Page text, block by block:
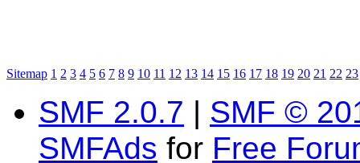
Sitemap 1 2 3 4 5 6 7 8 9 10 11 12 13 14 15 16 17 18 19 20 21 22 23
SMF 2.0.7 | SMF ©
SMFAds for Free